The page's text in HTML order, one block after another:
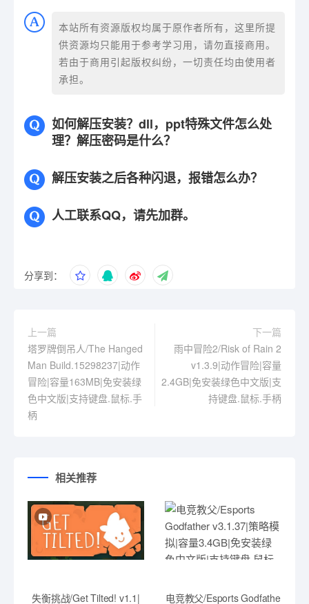
本站所有资源版权均属于原作者所有，这里所提
供资源均只能用于参考学习用，请勿直接商用。
若由于商用引起版权纠纷，一切责任均由使用者
承担。
如何解压安装？dll，ppt特殊文件怎么处
理？解压密码是什么？
解压安装之后各种闪退，报错怎么办？
人工联系QQ，请先加群。
分享到：
上一篇
塔罗牌倒吊人/The Hanged
Man Build.15298237|动作
冒险|容量163MB|免安装绿
色中文版|支持键盘.鼠标.手
柄
下一篇
雨中冒险2/Risk of Rain 2
v1.3.9|动作冒险|容量
2.4GB|免安装绿色中文版|支
持键盘.鼠标.手柄
相关推荐
失衡挑战/Get Tilted! v1.1| 电竞教父/Esports Godfathe